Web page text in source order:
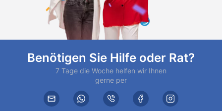
Benötigen Sie Hilfe oder Rat?
7 Tage die Woche helfen wir Ihnen
gerne per